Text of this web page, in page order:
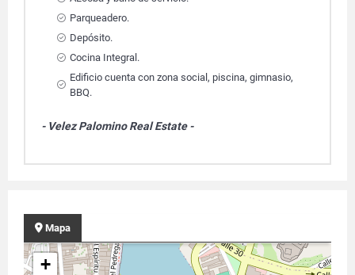
Parqueadero.
Depósito.
Cocina Integral.
Edificio cuenta con zona social, piscina, gimnasio,
BBQ.
- Velez Palomino Real Estate -
Mapa
+